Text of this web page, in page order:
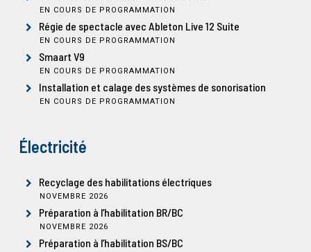
EN COURS DE PROGRAMMATION
Régie de spectacle avec Ableton Live 12 Suite
EN COURS DE PROGRAMMATION
Smaart V9
EN COURS DE PROGRAMMATION
Installation et calage des systèmes de sonorisation
EN COURS DE PROGRAMMATION
Électricité
Recyclage des habilitations électriques
NOVEMBRE 2026
Préparation à l’habilitation BR/BC
NOVEMBRE 2026
Préparation à l’habilitation BS/BC